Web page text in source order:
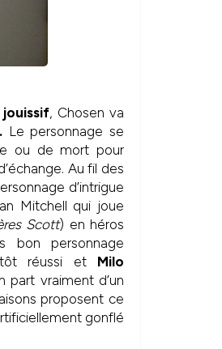
, Chosen va
Le personnage se
ou de mort pour
Au fil des
d’intrigue
Mitchell qui joue
Scott) en héros
personnage
réussi et Milo
part vraiment d’un
proposent ce
gonflé